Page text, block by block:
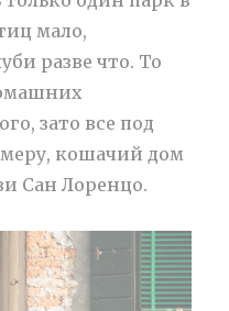
мало,
разве что. То
зато все под
кошачий дом
Сан Лоренцо.